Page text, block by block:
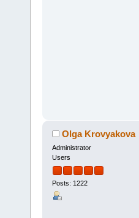
Olga Krovyakova
Administrator
Users
Posts: 1222